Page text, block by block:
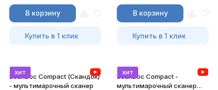
В корзину
Купить в 1 клик
В корзину
Купить в 1 клик
хит
ScanDoc Compact (Скандок)
- мультимарочный сканер
хит
ScanDoc Compact -
мультимарочный сканер